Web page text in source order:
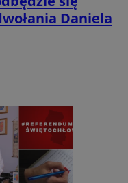
Daniela